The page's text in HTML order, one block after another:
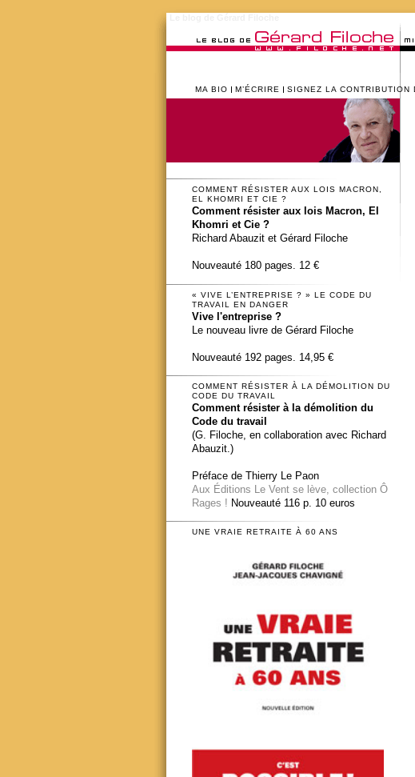
MA BIO M’ÉCRIRE SIGNEZ LA CONTRIBUTION
COMMENT RÉSISTER AUX LOIS MACRON,
EL KHOMRI ET CIE ?
Comment résister aux lois Macron, El
Khomri et Cie ?
Richard Abauzit et Gérard Filoche
Nouveauté 180 pages. 12 €
« VIVE L’ENTREPRISE ? » LE CODE DU
TRAVAIL EN DANGER
Vive l'entreprise ?
Le nouveau livre de Gérard Filoche
Nouveauté 192 pages. 14,95 €
COMMENT RÉSISTER À LA DÉMOLITION DU
CODE DU TRAVAIL
Comment résister à la démolition du
Code du travail
(G. Filoche, en collaboration avec Richard
Abauzit.)
Préface de Thierry Le Paon
Aux Éditions Le Vent se lève, collection Ô
Rages ! Nouveauté 116 p. 10 euros
UNE VRAIE RETRAITE À 60 ANS